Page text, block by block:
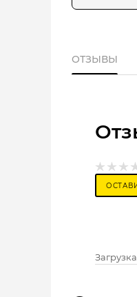
ОТЗЫВЫ
Загрузка